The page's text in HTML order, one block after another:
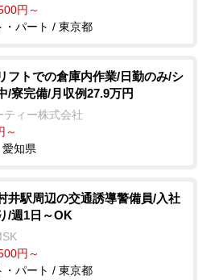
円～
・パート / 東京都
フトでの倉庫内作業/日勤のみ/シ
/寮完備/月収例27.9万円
ティー株式会社
～
知県
井駅周辺の交通誘導警備員/入社
/週1日～OK
円～
・パート / 東京都